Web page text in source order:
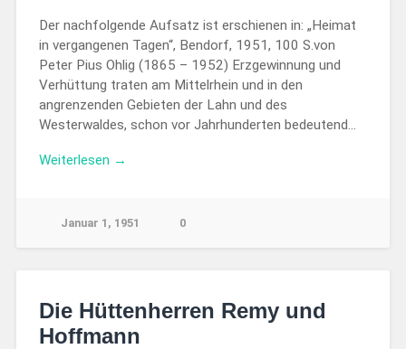
Der nachfolgende Aufsatz ist erschienen in: „Heimat
in vergangenen Tagen“, Bendorf, 1951, 100 S.von
Peter Pius Ohlig (1865 – 1952) Erzgewinnung und
Verhüttung traten am Mittelrhein und in den
angrenzenden Gebieten der Lahn und des
Westerwaldes, schon vor Jahrhunderten bedeutend…
Weiterlesen →
Januar 1, 1951 0
Die Hüttenherren Remy und
Hoffmann